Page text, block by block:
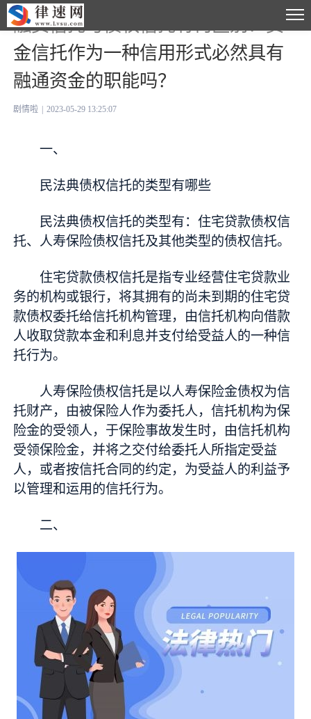
融资信托与债权信托有何区别？资
金信托作为一种信用形式必然具有
融通资金的职能吗？
剧情啦 2023-05-29 13:25:07
一、
民法典债权信托的类型有哪些
民法典债权信托的类型有：住宅贷款债权信
托、人寿保险债权信托及其他类型的债权信托。
住宅贷款债权信托是指专业经营住宅贷款业
务的机构或银行，将其拥有的尚未到期的住宅贷
款债权委托给信托机构管理，由信托机构向借款
人收取贷款本金和利息并支付给受益人的一种信
托行为。
人寿保险债权信托是以人寿保险金债权为信
托财产，由被保险人作为委托人，信托机构为保
险金的受领人，于保险事故发生时，由信托机构
受领保险金，并将之交付给委托人所指定受益
人，或者按信托合同的约定，为受益人的利益予
以管理和运用的信托行为。
二、